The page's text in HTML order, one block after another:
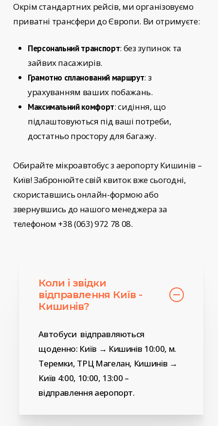
Окрім стандартних рейсів, ми організовуємо
приватні трансфери до Європи. Ви отримуєте:
Персональний транспорт: без зупинок та
зайвих пасажирів.
Грамотно спланований маршрут: з
урахуванням ваших побажань.
Максимальний комфорт: сидіння, що
підлаштовуються під ваші потреби,
достатньо простору для багажу.
Обирайте мікроавтобус з аеропорту Кишинів –
Київ!Забронюйте свій квиток вже сьогодні,
скориставшись онлайн-формою або
звернувшись до нашого менеджера за
телефоном +38 (063) 972 78 08.
Коли і звідки
відправлення Київ -
Кишинів?
Автобуси відправляються
щоденно: Київ → Кишинів 10:00, м.
Теремки, ТРЦ Магелан, Кишинів →
Київ 4:00, 10:00, 13:00 –
відправлення аеропорт.